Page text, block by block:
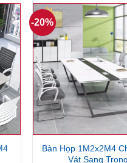
2,650,000₫.
-20%
Bàn Họp 1M2x2M4
Vát Sang Trọng